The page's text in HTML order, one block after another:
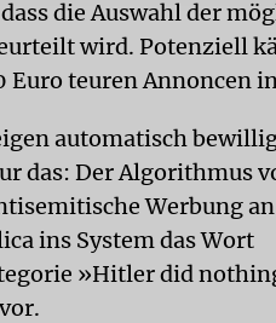
die Auswahl der
wird. Potenziell
Euro teuren Annoncen
automatisch
das: Der Algorithmus
Werbung
ins System das Wort
»Hitler did